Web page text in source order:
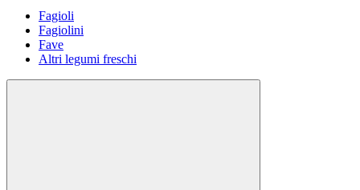
Fagioli
Fagiolini
Fave
Altri legumi freschi